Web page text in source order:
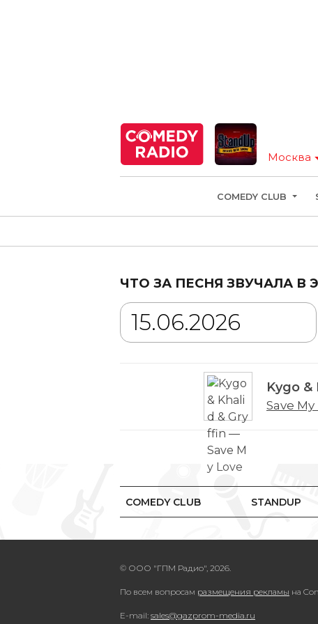
Москва
COMEDY CLUB
ЧТО ЗА ПЕСНЯ ЗВУЧАЛА В
Kygo &
Save My
COMEDY CLUB STANDUP
© ООО "ГПМ Радио", 2026.
По всем вопросам размещения рекламы на
E-mail: sales@gazprom-media.ru